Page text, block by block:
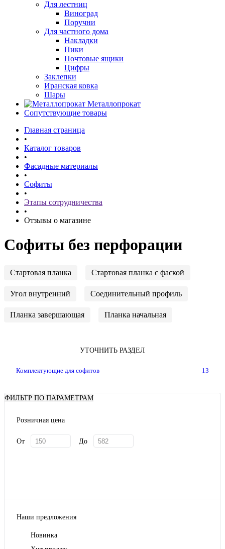
Для лестниц
Виноград
Поручни
Для частного дома
Накладки
Пики
Почтовые ящики
Цифры
Заклепки
Иранская ковка
Шары
Металлопрокат
Сопутствующие товары
Главная страница
•
Каталог товаров
•
Фасадные материалы
•
Софиты
•
Этапы сотрудничества
•
Отзывы о магазине
Софиты без перфорации
Стартовая планка Стартовая планка с фаской
Угол внутренний Соединительный профиль
Планка завершающая Планка начальная
УТОЧНИТЬ РАЗДЕЛ
Комплектующие для софитов 13
ФИЛЬТР ПО ПАРАМЕТРАМ
Розничная цена
От До
Наши предложения
Новинка